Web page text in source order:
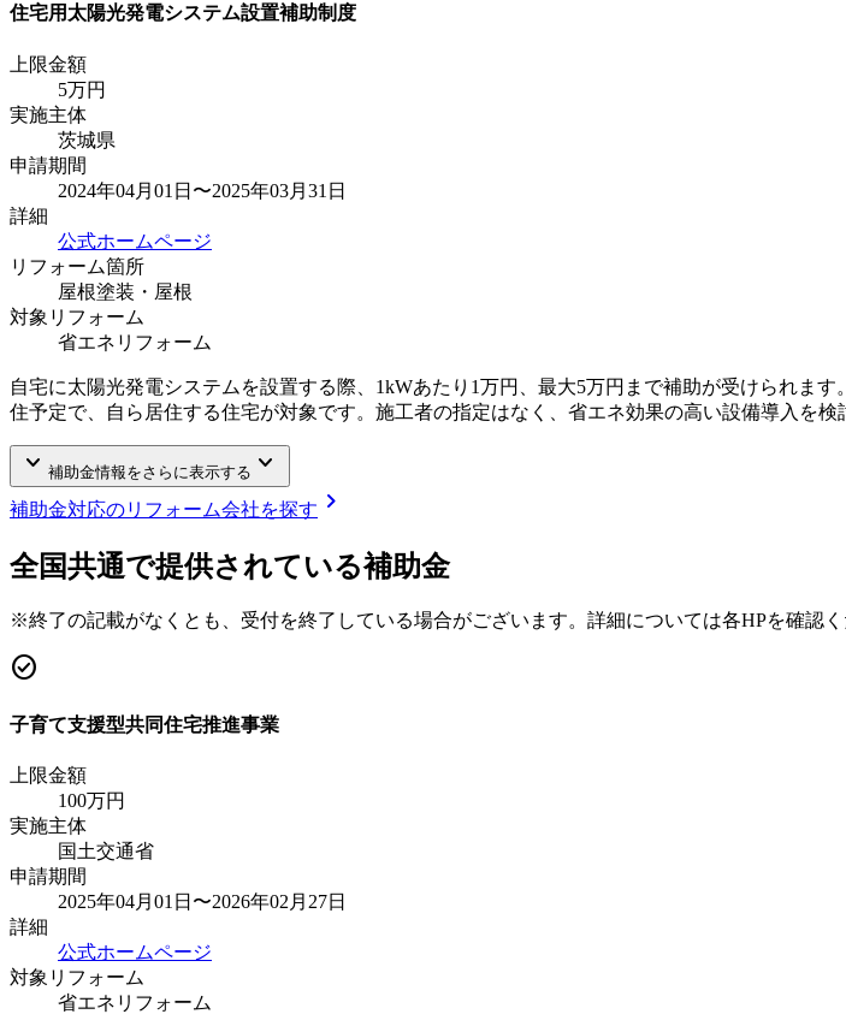
住宅用太陽光発電システム設置補助制度
上限金額
5万円
実施主体
茨城県
申請期間
2024年04月01日〜2025年03月31日
詳細
公式ホームページ
リフォーム箇所
屋根塗装・屋根
対象リフォーム
省エネリフォーム
自宅に太陽光発電システムを設置する際、1kWあたり1万円、最大5万円まで補助が受けられま
住予定で、自ら居住する住宅が対象です。施工者の指定はなく、省エネ効果の高い設備導入を検
keyboard_arrow_down 補助金情報をさらに表示する keyboard_arrow_down
補助金対応のリフォーム会社を探す chevron_right
全国共通で提供されている補助金
※終了の記載がなくとも、受付を終了している場合がございます。詳細については各HPを確認く
check_circle
子育て支援型共同住宅推進事業
上限金額
100万円
実施主体
国土交通省
申請期間
2025年04月01日〜2026年02月27日
詳細
公式ホームページ
対象リフォーム
省エネリフォーム